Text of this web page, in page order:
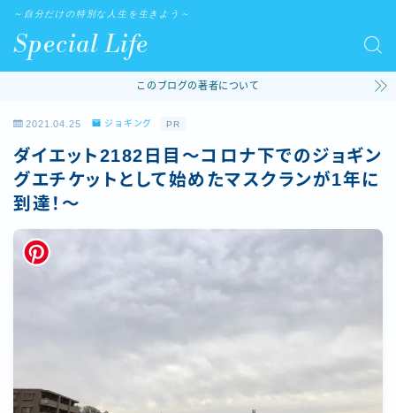
Special Life
～自分だけの特別な人生を生きよう～
このブログの著者について
2021.04.25 ジョギング PR
ダイエット2182日目～コロナ下でのジョギン
グエチケットとして始めたマスクランが1年に
到達！～